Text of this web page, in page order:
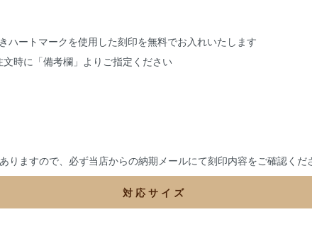
ハートマークを使用した刻印を無料でお入れいたします
時に「備考欄」よりご指定ください
りますので、必ず当店からの納期メールにて刻印内容をご確認くだ
対 応 サ イ ズ